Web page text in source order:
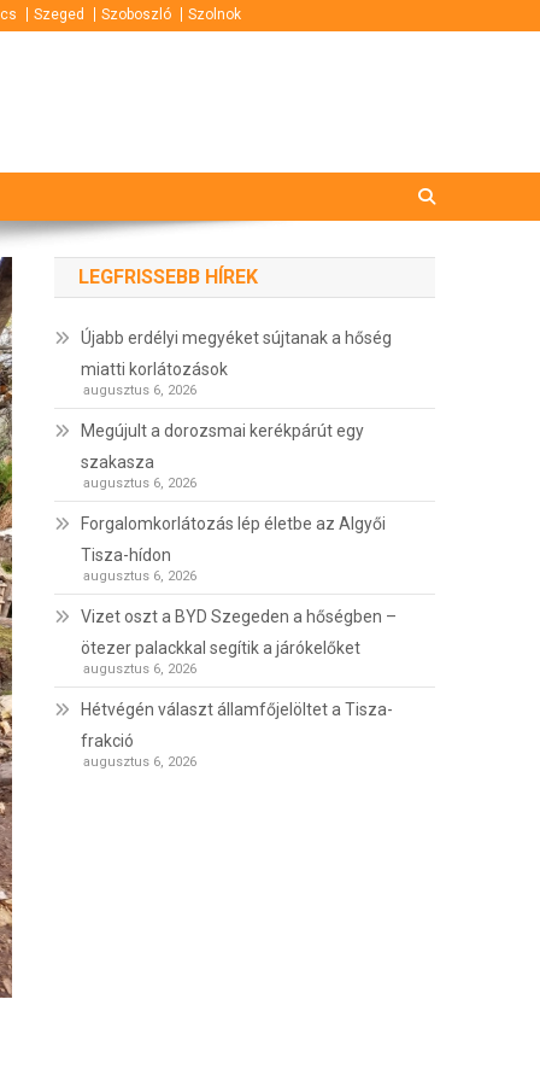
Szeged Szoboszló Szolnok
LEGFRISSEBB HÍREK
Újabb erdélyi megyéket sújtanak a hőség
miatti korlátozások
augusztus 6, 2026
Megújult a dorozsmai kerékpárút egy
szakasza
augusztus 6, 2026
Forgalomkorlátozás lép életbe az Algyői
Tisza-hídon
augusztus 6, 2026
Vizet oszt a BYD Szegeden a hőségben –
ötezer palackkal segítik a járókelőket
augusztus 6, 2026
Hétvégén választ államfőjelöltet a Tisza-
frakció
augusztus 6, 2026